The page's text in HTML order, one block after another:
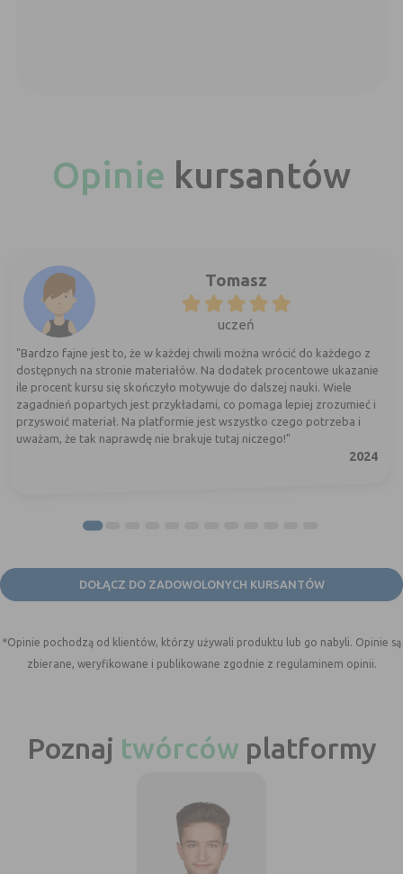
Opinie kursantów
Tomasz
uczeń
"Bardzo fajne jest to, że w każdej chwili można wrócić do każdego z
dostępnych na stronie materiałów. Na dodatek procentowe ukazanie
ile procent kursu się skończyło motywuje do dalszej nauki. Wiele
zagadnień popartych jest przykładami, co pomaga lepiej zrozumieć i
przyswoić materiał. Na platformie jest wszystko czego potrzeba i
uważam, że tak naprawdę nie brakuje tutaj niczego!"
2024
DOŁĄCZ DO ZADOWOLONYCH KURSANTÓW
*Opinie pochodzą od klientów, którzy używali produktu lub go nabyli. Opinie są
zbierane, weryfikowane i publikowane zgodnie z regulaminem opinii.
Poznaj twórców platformy